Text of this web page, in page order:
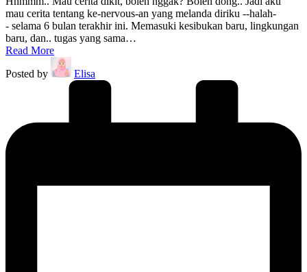
mau cerita tentang ke-nervous-an yang melanda diriku --halah-
- selama 6 bulan terakhir ini. Memasuki kesibukan baru, lingkungan
baru, dan.. tugas yang sama…
Read More
Posted by
Elisa